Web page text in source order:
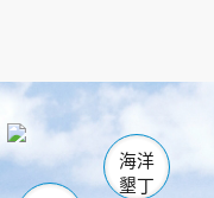
海生館
恆春
龍鑾潭自
瓊麻館
關山
白砂
海洋
墾丁